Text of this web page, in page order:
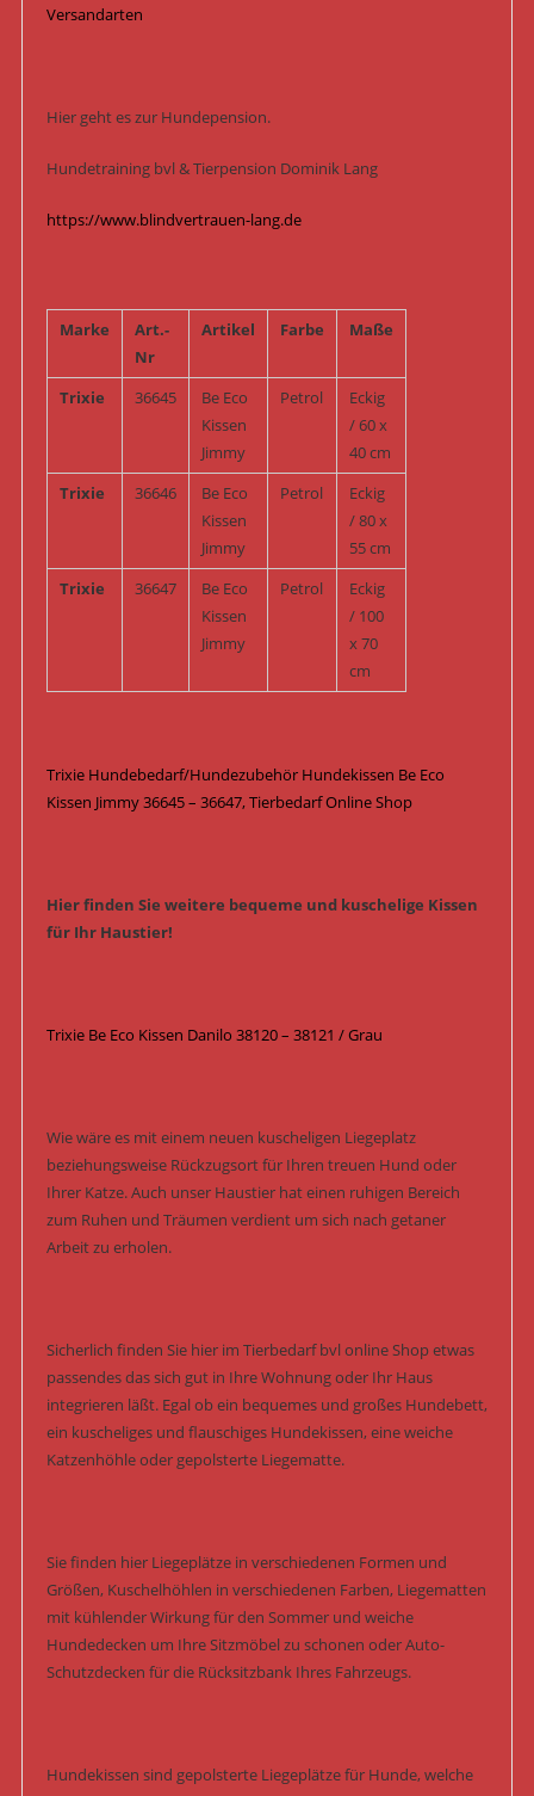
Versandarten
Hier geht es zur Hundepension.
Hundetraining bvl & Tierpension Dominik Lang
https://www.blindvertrauen-lang.de
Marke
Art.-
Nr
Artikel Farbe Maße
Trixie 36645
Be Eco
Kissen
Jimmy
Petrol
Eckig
/ 60 x
40 cm
Trixie
36646
Be Eco
Kissen
Jimmy
Petrol
Eckig
/ 80 x
55 cm
Trixie
36647
Be Eco
Kissen
Jimmy
Petrol
Eckig
/ 100
x 70
cm
Trixie Hundebedarf/Hundezubehör Hundekissen Be Eco
Kissen Jimmy 36645 – 36647, Tierbedarf Online Shop
Hier finden Sie weitere bequeme und kuschelige Kissen
für Ihr Haustier!
Trixie Be Eco Kissen Danilo 38120 – 38121 / Grau
Wie wäre es mit einem neuen kuscheligen Liegeplatz
beziehungsweise Rückzugsort für Ihren treuen Hund oder
Ihrer Katze. Auch unser Haustier hat einen ruhigen Bereich
zum Ruhen und Träumen verdient um sich nach getaner
Arbeit zu erholen.
Sicherlich finden Sie hier im Tierbedarf bvl online Shop etwas
passendes das sich gut in Ihre Wohnung oder Ihr Haus
integrieren läßt. Egal ob ein bequemes und großes Hundebett,
ein kuscheliges und flauschiges Hundekissen, eine weiche
Katzenhöhle oder gepolsterte Liegematte.
Sie finden hier Liegeplätze in verschiedenen Formen und
Größen, Kuschelhöhlen in verschiedenen Farben, Liegematten
mit kühlender Wirkung für den Sommer und weiche
Hundedecken um Ihre Sitzmöbel zu schonen oder Auto-
Schutzdecken für die Rücksitzbank Ihres Fahrzeugs.
Hundekissen sind gepolsterte Liegeplätze für Hunde, welche